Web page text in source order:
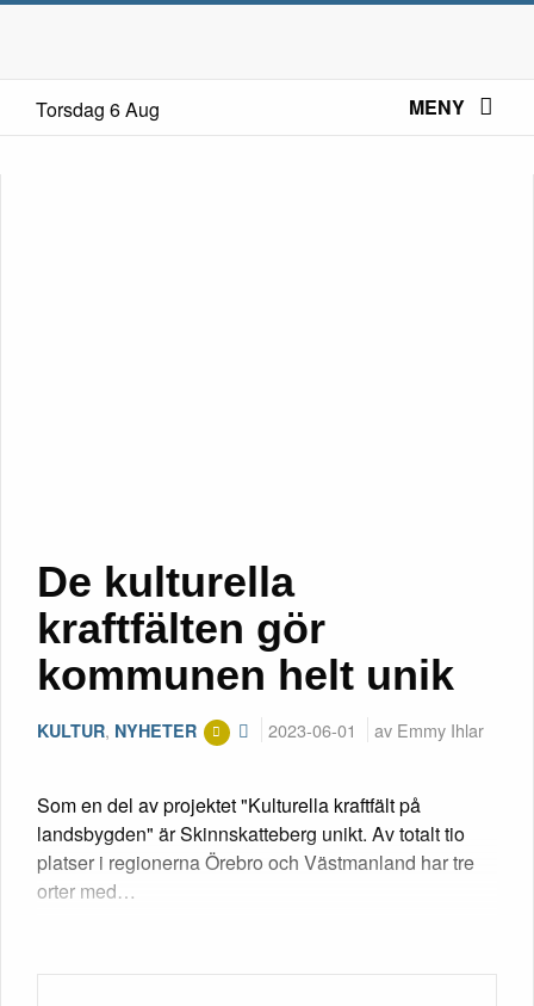
Torsdag 6 Aug MENY
De kulturella
kraftfälten gör
kommunen helt unik
KULTUR, NYHETER 2023-06-01 av Emmy Ihlar
Som en del av projektet "Kulturella kraftfält på
landsbygden" är Skinnskatteberg unikt. Av totalt tio
platser i regionerna Örebro och Västmanland har tre
orter med…